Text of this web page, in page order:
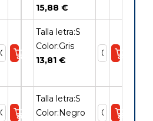
15,88 €
Talla letra:S
Color:Gris
13,81 €
Talla letra:S
Color:Negro